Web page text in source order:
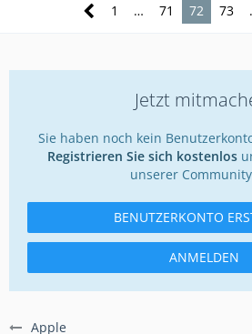
Apple
1 … 71 72 73
Jetzt
Sie haben noch kein
Registrieren Sie sich kostenlos
unserer
BENUTZERKONTO
ANMELDEN